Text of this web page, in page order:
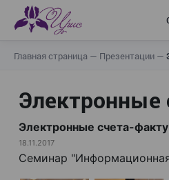
Главная страница — Презентации —
Электронные счета-
18.11.2017
Семинар